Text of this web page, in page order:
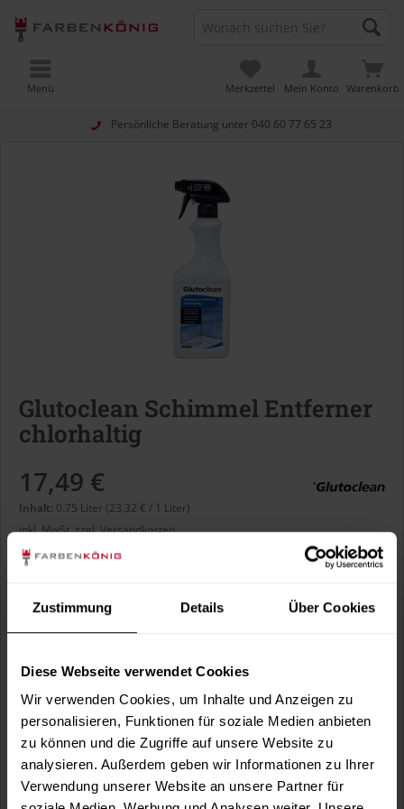
Zustimmung Details Über Cookies
Diese Webseite verwendet Cookies
Wir verwenden Cookies, um Inhalte und Anzeigen zu
personalisieren, Funktionen für soziale Medien anbieten
zu können und die Zugriffe auf unsere Website zu
analysieren. Außerdem geben wir Informationen zu Ihrer
Verwendung unserer Website an unsere Partner für
Persönliche Beratung unter 040 60 77 65 23
Warenkorb
Merkzettel Mein Konto
Menü
Glutoclean Schimmel Entferner
chlorhaltig
17,49 €
Inhalt: 0.75 Liter (23,32 € / 1 Liter)
inkl. MwSt.zzgl. Versandkosten
Sofort versandfertig, Lieferzeit ca. 1-3 Arbeitstage
Merken Fragen zum Artikel?
Artikel-Nr.: GLC0025
Sie möchten eine größere Menge kaufen
und wünschen ein Angebot?